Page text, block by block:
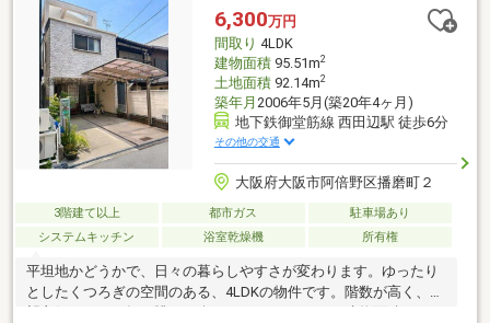
6,300万円
間取り 4LDK
建物面積95.51m2
土地面積92.14m2
築年月 2006年5月(築20年4ヶ月)
地下鉄御堂筋線 西田辺駅 徒歩6分
その他の交通
大阪府大阪市阿倍野区播磨町２
3階建て以上 都市ガス
駐車場あり
システムキッチン
浴室乾燥機 所有権
平坦地かどうかで、日々の暮らしやすさが変わります。ゆったり
としたくつろぎの空間のある、4LDKの物件です。階数が高く、眺
望良好なので、毎日眺めを楽しめます。95.51㎡の建物面積でスペ